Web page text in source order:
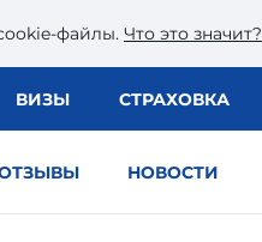
файлы. Что это значит?
ВИЗЫ СТРАХОВКА
НОВОСТИ